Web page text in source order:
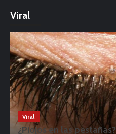
Viral
Viral
¿Piojos en las pestañas?